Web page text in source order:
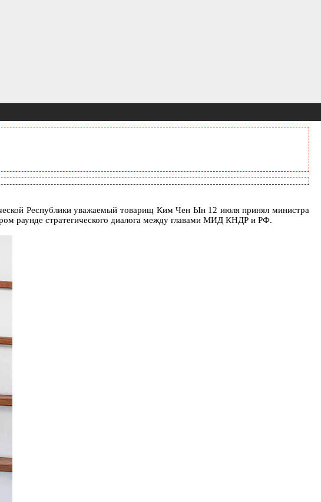
Республики уважаемый товарищ Ким Чен Ын 12 июля принял министра
раунде стратегического диалога между главами МИД КНДР и РФ.